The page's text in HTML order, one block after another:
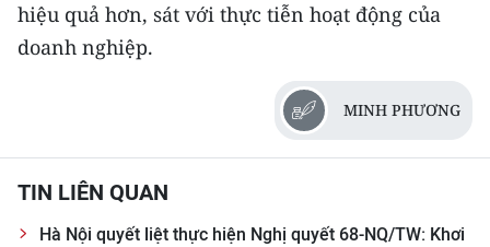
hiệu quả hơn, sát với thực tiễn hoạt động của
doanh nghiệp.
MINH PHƯƠNG
TIN LIÊN QUAN
Hà Nội quyết liệt thực hiện Nghị quyết 68-NQ/TW: Khơi